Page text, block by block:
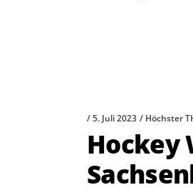
5. Juli 2023 Höchster
Hockey